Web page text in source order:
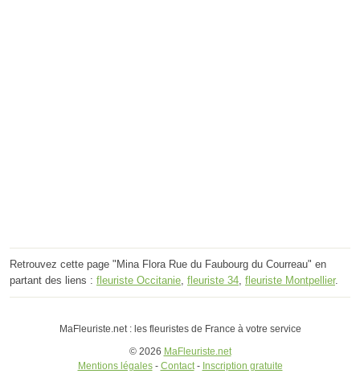
Retrouvez cette page "Mina Flora Rue du Faubourg du Courreau" en
partant des liens : fleuriste Occitanie fleuriste 34 fleuriste Montpellier.
MaFleuriste.net : les fleuristes de France à votre service
© 2026 MaFleuriste.net
Mentions légales- Contact- Inscription gratuite